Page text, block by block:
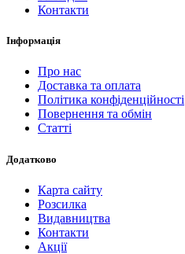
Контакти
Інформація
Про нас
Доставка та оплата
Політика конфіденційності
Повернення та обмін
Статті
Додатково
Карта сайту
Розсилка
Видавництва
Контакти
Акції